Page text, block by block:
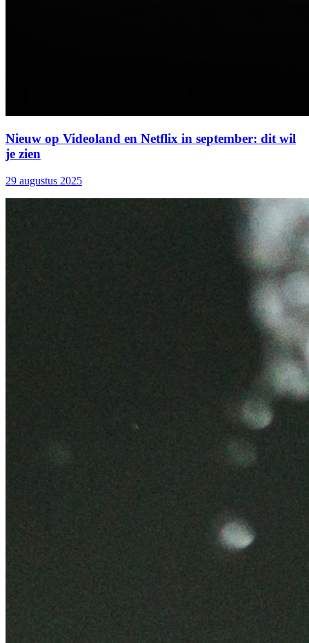
Nieuw op Videoland en Netflix in september: dit wil
je zien
29 augustus 2025